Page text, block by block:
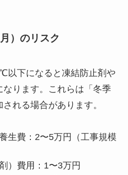
）のリスク
以下になると凍結防止剤や
ります。これらは「冬季
れる場合があります。
生費：2〜5万円（工事規模
）費用：1〜3万円